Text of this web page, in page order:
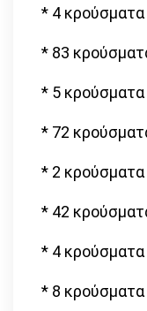
* 4
* 83
* 5
* 72
* 2
* 42
* 4
* 8